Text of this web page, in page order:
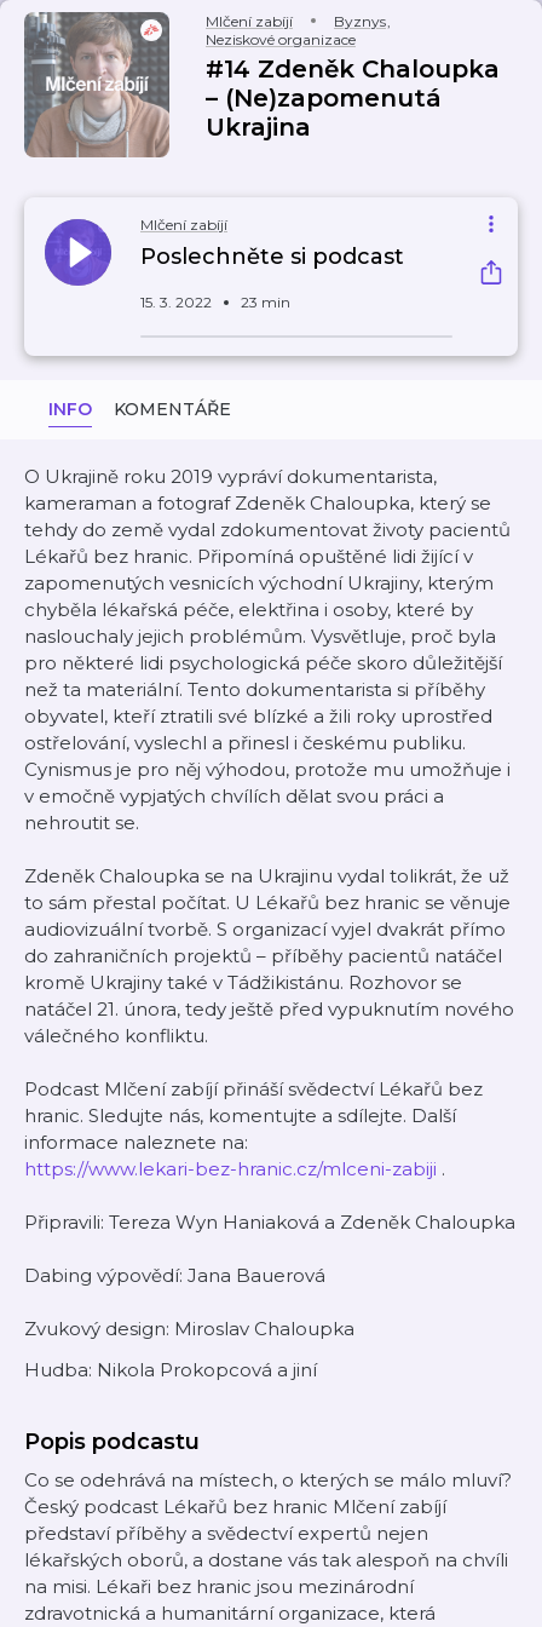
Mlčení zabíjí Byznys,
Neziskové organizace
#14 Zdeněk Chaloupka
– (Ne)zapomenutá
Ukrajina
Mlčení zabíjí
Poslechněte si podcast
15. 3. 2022 23 min
INFO KOMENTÁŘE
O Ukrajině roku 2019 vypráví dokumentarista,
kameraman a fotograf Zdeněk Chaloupka, který se
tehdy do země vydal zdokumentovat životy pacientů
Lékařů bez hranic. Připomíná opuštěné lidi žijící v
zapomenutých vesnicích východní Ukrajiny, kterým
chyběla lékařská péče, elektřina i osoby, které by
naslouchaly jejich problémům. Vysvětluje, proč byla
pro některé lidi psychologická péče skoro důležitější
než ta materiální. Tento dokumentarista si příběhy
obyvatel, kteří ztratili své blízké a žili roky uprostřed
ostřelování, vyslechl a přinesl i českému publiku.
Cynismus je pro něj výhodou, protože mu umožňuje i
v emočně vypjatých chvílích dělat svou práci a
nehroutit se.
Zdeněk Chaloupka se na Ukrajinu vydal tolikrát, že už
to sám přestal počítat. U Lékařů bez hranic se věnuje
audiovizuální tvorbě. S organizací vyjel dvakrát přímo
do zahraničních projektů – příběhy pacientů natáčel
kromě Ukrajiny také v Tádžikistánu. Rozhovor se
natáčel 21. února, tedy ještě před vypuknutím nového
válečného konfliktu.
Podcast Mlčení zabíjí přináší svědectví Lékařů bez
hranic. Sledujte nás, komentujte a sdílejte. Další
informace naleznete na:
https://www.lekari-bez-hranic.cz/mlceni-zabiji .
Připravili: Tereza Wyn Haniaková a Zdeněk Chaloupka
Dabing výpovědí: Jana Bauerová
Zvukový design: Miroslav Chaloupka
Hudba: Nikola Prokopcová a jiní
Popis podcastu
Co se odehrává na místech, o kterých se málo mluví?
Český podcast Lékařů bez hranic Mlčení zabíjí
představí příběhy a svědectví expertů nejen
lékařských oborů, a dostane vás tak alespoň na chvíli
na misi. Lékaři bez hranic jsou mezinárodní
zdravotnická a humanitární organizace, která